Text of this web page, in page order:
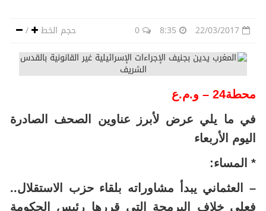
حجم الخط / 22/03/2017
8:35
0
محطة24 – و.م.ع
في ما يلي عرض لأبرز عناوين الصحف الصادرة
اليوم الأربعاء
* المساء:
– العثماني يبدأ مشاوراته بلقاء حزب الاستقلال..
فعلى خلاف البرمجة التي قررها رئيس الحكومة